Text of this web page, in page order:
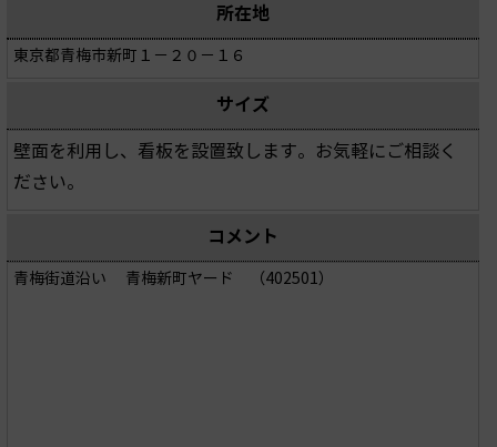
所在地
東京都青梅市新町１－２０－１６
サイズ
壁面を利用し、看板を設置致します。お気軽にご相談く
ださい。
コメント
青梅街道沿い 青梅新町ヤード （402501）